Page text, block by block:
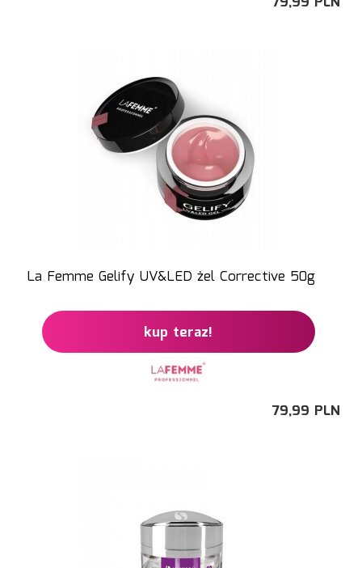
La Femme Gelify UV&LED żel Corrective 50g
kup teraz!
79,99 PLN